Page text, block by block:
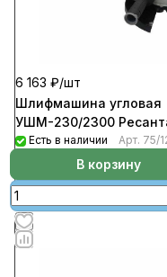
6 163 ₽/шт
Шлифмашина угловая
УШМ-230/2300
Есть в наличии Арт. 75/
В корзину